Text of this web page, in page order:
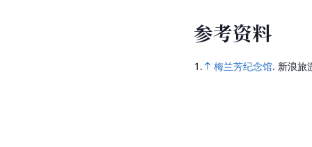
参考资料
1. 梅兰芳纪念馆. 新浪旅